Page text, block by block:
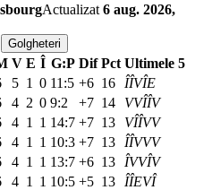
Actualizat 6 aug. 2026,
Golgheteri
V E Î G:P Dif Pct Ultimele 5
5 1 0 11:5 +6 16 ÎÎVÎE
4 2 0 9:2 +7 14 VVÎÎV
4 1 1 14:7 +7 13 VÎÎVV
4 1 1 10:3 +7 13 ÎÎVVV
4 1 1 13:7 +6 13 ÎVVÎV
4 1 1 10:5 +5 13 ÎÎEVÎ